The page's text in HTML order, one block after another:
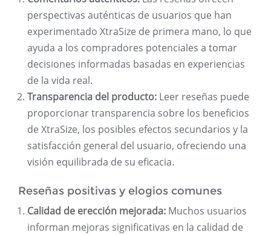
perspectivas auténticas de usuarios que han
experimentado XtraSize de primera mano, lo que
ayuda a los compradores potenciales a tomar
decisiones informadas basadas en experiencias
de la vida real.
Transparencia del producto: Leer reseñas puede
proporcionar transparencia sobre los beneficios
de XtraSize, los posibles efectos secundarios y la
satisfacción general del usuario, ofreciendo una
visión equilibrada de su eficacia.
Reseñas positivas y elogios comunes
Calidad de erección mejorada: Muchos usuarios
informan mejoras significativas en la calidad de